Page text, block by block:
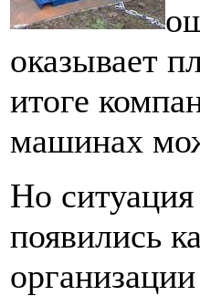
оказывает
итоге
машинах
Но
появились